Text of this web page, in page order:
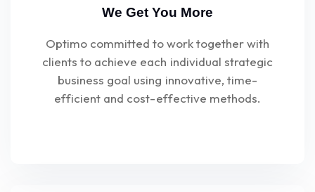
We Get You More
Optimo committed to work together with
clients to achieve each individual strategic
business goal using innovative, time-
efficient and cost-effective methods.